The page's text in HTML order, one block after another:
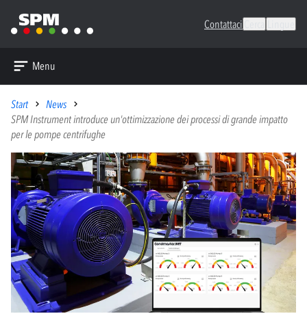
Contattaci
Menu
Start
News
SPM Instrument introduce un'ottimizzazione dei processi di grande impatto
per le pompe centrifughe